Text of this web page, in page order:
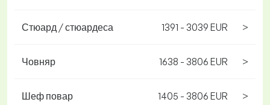
Стюард / стюардеса 1391 - 3039 EUR >
Човняр 1638 - 3806 EUR >
Шеф повар 1405 - 3806 EUR >